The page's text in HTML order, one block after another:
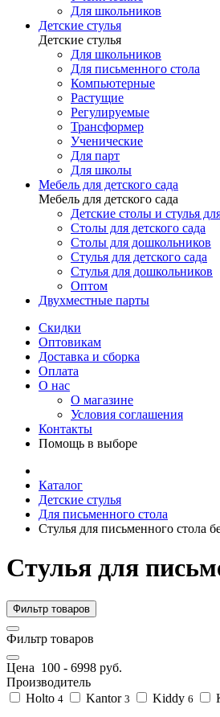
Для школьников
Детские стулья
Детские стулья
Для школьников
Для письменного стола
Компьютерные
Растущие
Регулируемые
Трансформер
Ученические
Для парт
Для школы
Мебель для детского сада
Мебель для детского сада
Детские столы и стулья
Столы для детского сада
Столы для дошкольников
Стулья для детского сада
Стулья для дошкольников
Оптом
Двухместные парты
Скидки
Оптовикам
Доставка и сборка
Оплата
О нас
О магазине
Условия соглашения
Контакты
Помощь в выборе
Каталог
Детские стулья
Для письменного стола
Стулья для письменного стола
Стулья для
Фильтр товаров
Фильтр товаров
Цена 100 - 6998 руб.
Производитель
Holto 4 Kantor 3 Kiddy 6